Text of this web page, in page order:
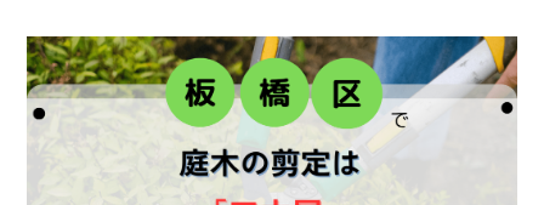
円前後。固くて直径20cmを超えるような木⇒1本あたり
22,000...